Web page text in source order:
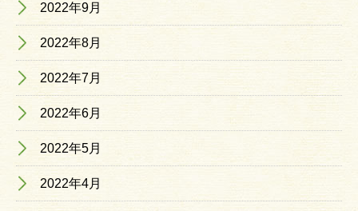
2022年9月
2022年8月
2022年7月
2022年6月
2022年5月
2022年4月